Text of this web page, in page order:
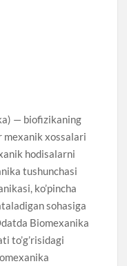
— biofizikaning
mexanik xossalari
hodisalarni
tushunchasi
ko’pincha
sohasiga
Biomexanika
to’g’risidagi